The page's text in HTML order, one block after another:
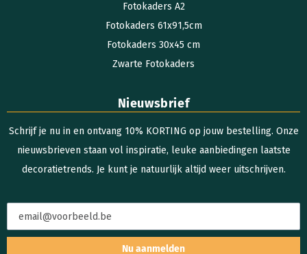
Fotokaders A2
Fotokaders 61x91,5cm
Fotokaders 30x45 cm
Zwarte Fotokaders
Nieuwsbrief
Schrijf je nu in en ontvang 10% KORTING op jouw bestelling. Onze
nieuwsbrieven staan vol inspiratie, leuke aanbiedingen laatste
decoratietrends. Je kunt je natuurlijk altijd weer uitschrijven.
Nu aanmelden